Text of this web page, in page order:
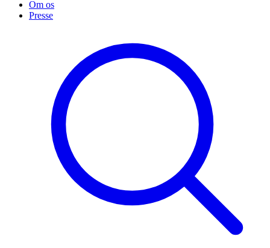
Om os
Presse